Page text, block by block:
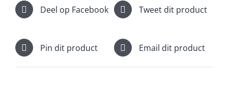
Deel op Facebook Tweet dit product
Pin dit product Email dit product